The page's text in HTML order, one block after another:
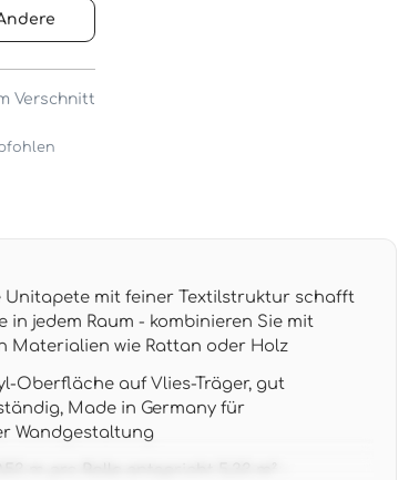
Verschnitt
Unitapete mit feiner Textilstruktur schafft
jedem Raum - kombinieren Sie mit
Materialien wie Rattan oder Holz
Oberfläche auf Vlies-Träger, gut
Made in Germany für
Wandgestaltung
m pro Rolle entspricht 5,33 m² -